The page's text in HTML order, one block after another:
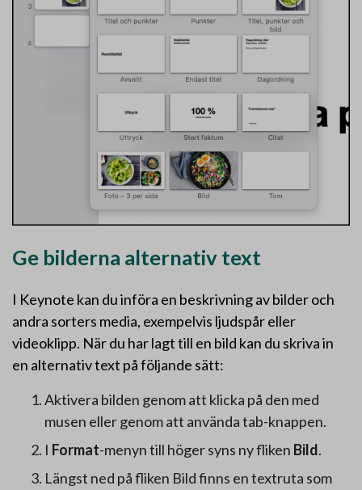
Ge bilderna alternativ text
I Keynote kan du införa en beskrivning av bilder och
andra sorters media, exempelvis ljudspår eller
videoklipp. När du har lagt till en bild kan du skriva in
en alternativ text på följande sätt:
Aktivera bilden genom att klicka på den med
musen eller genom att använda tab-knappen.
I Format-menyn till höger syns ny fliken Bild.
Längst ned på fliken Bild finns en textruta som